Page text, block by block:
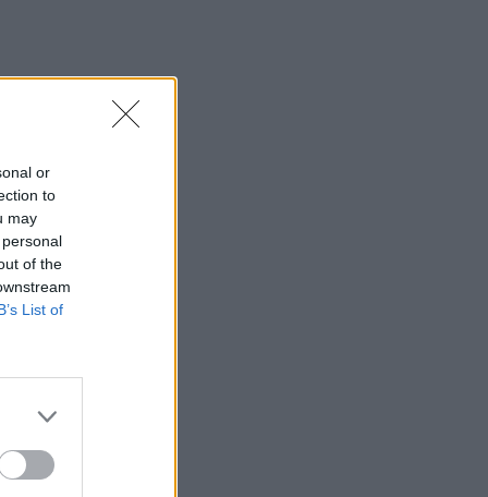
or
to
may
of the
List of
Κρήτη: Έδειχνε το 10χρονο κορίτσι και
ρωτούσε "πόσο;" - Έρευνες για
παιδεραστή τουρίστα - Δείτε βίντεο